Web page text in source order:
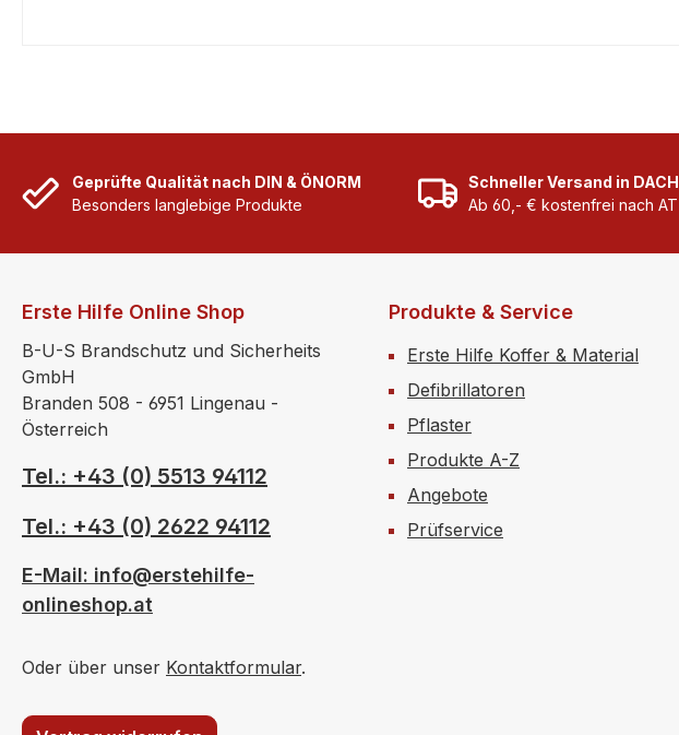
Geprüfte Qualität nach DIN & ÖNORM
Besonders langlebige Produkte
Schneller Versand in DACH
Ab 60,- € kostenfrei nach AT
Erste Hilfe Online Shop
B-U-S Brandschutz und Sicherheits
GmbH
Branden 508 - 6951 Lingenau -
Österreich
Tel.: +43 (0) 5513 94112
Tel.: +43 (0) 2622 94112
E-Mail: info@erstehilfe-
onlineshop.at
Oder über unser Kontaktformular.
Produkte & Service
Erste Hilfe Koffer & Material
Defibrillatoren
Pflaster
Produkte A-Z
Angebote
Prüfservice